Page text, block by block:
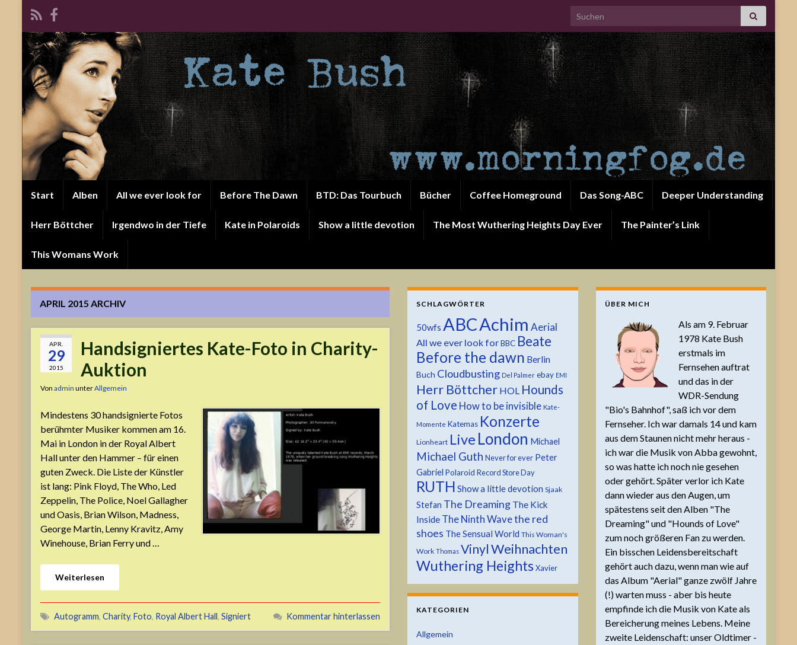
Search for:
Start Alben All we ever look for Before The Dawn BTD: Das Tourbuch Bücher Coffee Homeground Das Song-ABC Deeper Understanding
Herr Böttcher Irgendwo in der Tiefe Kate in Polaroids Show a little devotion The Most Wuthering Heights Day Ever The Painter’s Link
This Womans Work
APRIL 2015 ARCHIV
APR.
29
2015
Handsigniertes Kate-Foto in Charity-
Auktion
Von admin unterAllgemein
Mindestens 30 handsignierte Fotos
berühmter Musiker kommen am 16.
Mai in London in der Royal Albert
Hall unter den Hammer – für einen
guten Zweck. Die Liste der Künstler
ist lang: Pink Floyd, The Who, Led
Zeppelin, The Police, Noel Gallagher
und Oasis, Brian Wilson, Madness,
George Martin, Lenny Kravitz, Amy
Winehouse, Brian Ferry und …
Weiterlesen
Autogramm, Charity, Foto, Royal Albert Hall, Signiert Kommentar hinterlassen
SCHLAGWÖRTER
50wfs ABCAchim Aerial
All we ever look forBBC Beate
Before the dawn Berlin
Buch Cloudbusting Del Palmer ebay EMI
Herr Böttcher HOL Hounds
of Love How to be invisible Kate-
Momente Katemas Konzerte
Lionheart Live London Michael
Michael Guth Never for ever Peter
Gabriel Polaroid Record Store Day
RUTH Show a little devotion Sjaak
Stefan The Dreaming The Kick
Inside The Ninth Wavethe red
shoes The Sensual World This Woman's
Work Thomas VinylWeihnachten
Wuthering Heights Xavier
KATEGORIEN
Allgemein
ÜBER MICH
Als am 9. Februar
1978 Kate Bush
erstmals im
Fernsehen auftrat
und das in der
WDR-Sendung
"Bio's Bahnhof", saß ich vor dem
Fernseher. Ich war damals 14 und kam
aus dem Staunen nicht mehr heraus -
ich war die Musik von Abba gewohnt,
so was hatte ich noch nie gesehen
oder gehört. Später verlor ich Kate
dann wieder aus den Augen, um
spätestens seit den Alben "The
Dreaming" und "Hounds of Love"
zum noch größeren Fan zu werden.
Ein bisschen Leidensbereitschaft
gehört auch dazu, wenn man wie auf
das Album "Aerial" ganze zwölf Jahre
(!) warten muss - aber bis heute
empfinde ich die Musik von Kate als
Bereicherung meines Lebens. Meine
zweite Leidenschaft: unser Oldtimer -